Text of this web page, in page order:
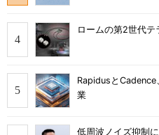
ロームの第2世代
Rapidusと
業
低周波ノイズ抑制